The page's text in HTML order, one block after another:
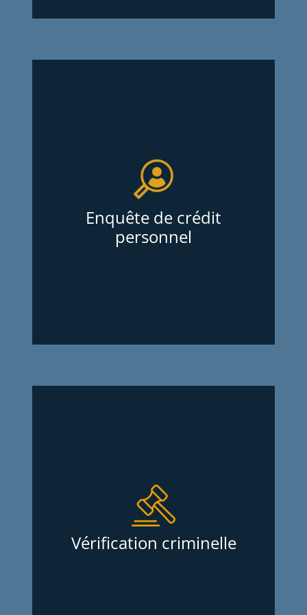
Enquête de crédit
personnel
mieux connaître les propriétaires
d’entreprises jeunes ou en démarrage
commercial, une marge de crédit ou un
prêt personnel. Ils fournissent des
Vérification criminelle
qui vous informe de la présence ou de
l’absence d’antécédent judiciaire criminel
d’un individu au meilleur prix sur le
marché. Le rapport est acheminé la